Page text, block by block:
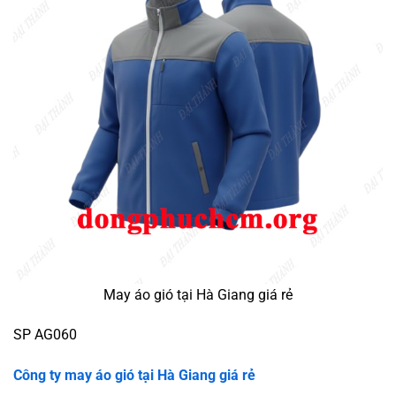
May áo gió tại Hà Giang giá rẻ
SP AG060
Công ty may áo gió tại Hà Giang giá rẻ